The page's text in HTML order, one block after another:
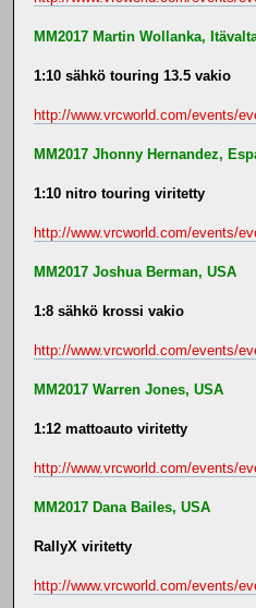
MM2017 Martin Wollanka,
1:10 sähkö touring 13.5 vakio
http://www.vrcworld.com/events/
MM2017 Jhonny Hernandez,
1:10 nitro touring viritetty
http://www.vrcworld.com/events/
MM2017 Joshua Berman, USA
1:8 sähkö krossi vakio
http://www.vrcworld.com/events/
MM2017 Warren Jones, USA
1:12 mattoauto viritetty
http://www.vrcworld.com/events/
MM2017 Dana Bailes, USA
RallyX viritetty
http://www.vrcworld.com/events/